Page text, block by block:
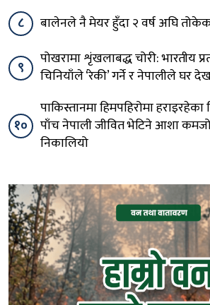
८
बालेनले नै मेयर हुँदा २ वर्ष अघि
९
पोखरामा शृंखलाबद्ध चोरी: भारतीय
चिनियाँले ‘रेकी’ गर्ने र नेपालीले घर
१०
पाकिस्तानमा हिमपहिरोमा
पाँच नेपाली जीवित भेटिने आशा
निकालियो